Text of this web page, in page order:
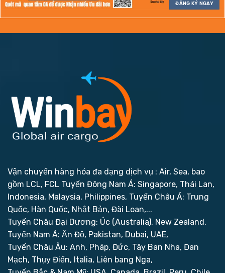
ĐĂNG KÝ NGAY
Vận chuyển hàng hóa đa dạng dịch vụ : Air, Sea, bao
gồm LCL, FCL Tuyến Đông Nam Á: Singapore, Thái Lan,
Indonesia, Malaysia, Philippines, Tuyến Châu Á: Trung
Quốc, Hàn Quốc, Nhật Bản, Đài Loan,...
Tuyến Châu Đại Dương: Úc (Australia), New Zealand,
Tuyến Nam Á: Ấn Độ, Pakistan, Dubai, UAE,
Tuyến Châu Âu: Anh, Pháp, Đức, Tây Ban Nha, Đan
Mạch, Thụy Điển, Italia, Liên bang Nga,